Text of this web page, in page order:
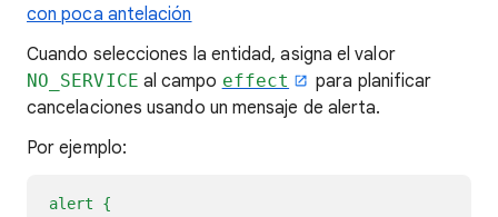
con poca antelación
Cuando selecciones la entidad, asigna el valor
NO_SERVICE al campo effect
para planificar
cancelaciones usando un mensaje de alerta.
Por ejemplo:
alert {